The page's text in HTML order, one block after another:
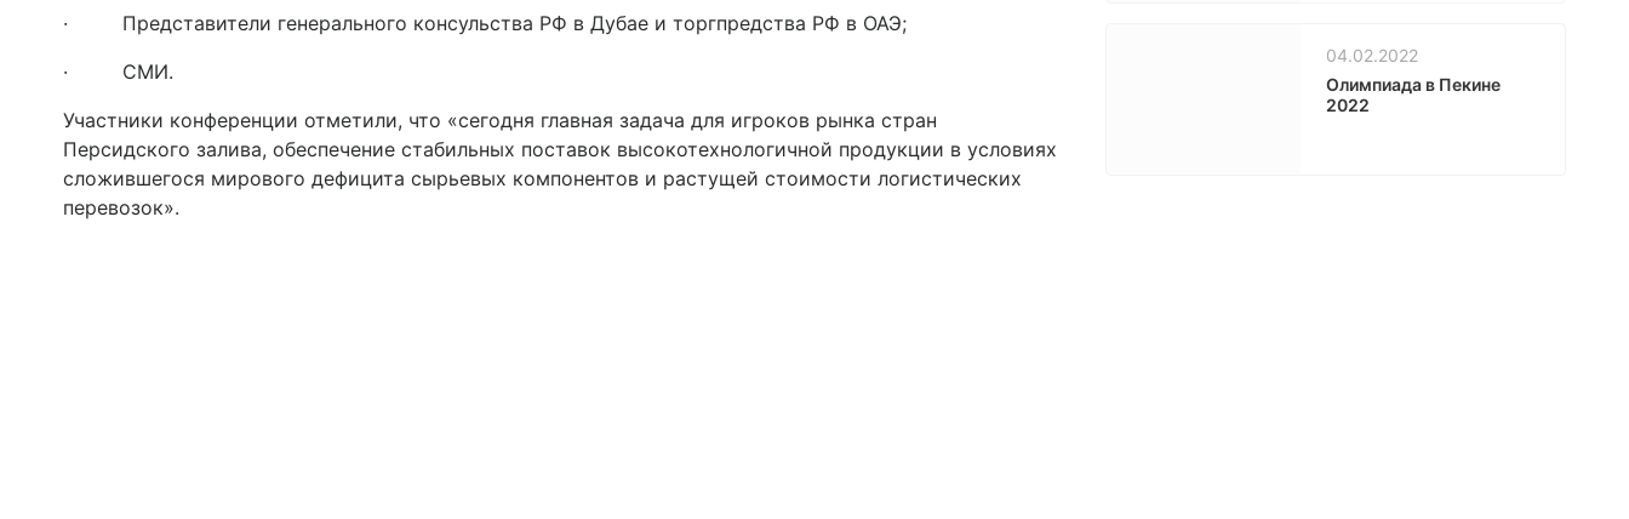
· Представители генерального консульства РФ в Дубае и торгпредства РФ в ОАЭ;
· СМИ.
Участники конференции отметили, что «сегодня главная задача для игроков рынка стран
Персидского залива, обеспечение стабильных поставок высокотехнологичной продукции в условиях
сложившегося мирового дефицита сырьевых компонентов и растущей стоимости логистических
перевозок».
04.02.2022
Олимпиада в Пекине
2022